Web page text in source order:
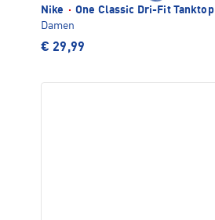
Nike · One Classic Dri-Fit Tanktop
Damen
€ 29,99